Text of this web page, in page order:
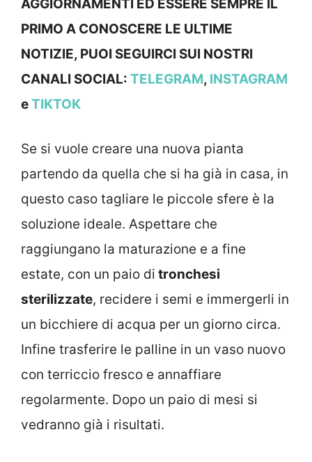
AGGIORNAMENTI ED ESSERE SEMPRE IL
PRIMO A CONOSCERE LE ULTIME
NOTIZIE, PUOI SEGUIRCI SUI NOSTRI
CANALI SOCIAL: TELEGRAM, INSTAGRAM
eTIKTOK
Se si vuole creare una nuova pianta
partendo da quella che si ha già in casa, in
questo caso tagliare le piccole sfere è la
soluzione ideale. Aspettare che
raggiungano la maturazione e a fine
estate, con un paio di tronchesi
sterilizzate, recidere i semi e immergerli in
un bicchiere di acqua per un giorno circa.
Infine trasferire le palline in un vaso nuovo
con terriccio fresco e annaffiare
regolarmente. Dopo un paio di mesi si
vedranno già i risultati.